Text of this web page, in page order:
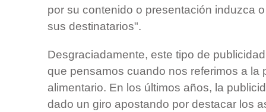
por su contenido o presentación induzca
sus destinatarios".
Desgraciadamente, este tipo de
que pensamos cuando nos referimos a la
alimentario. En los últimos años, la
dado un giro apostando por destacar los